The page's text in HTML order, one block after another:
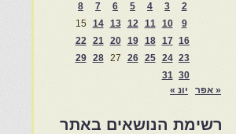
2
3
4
5
6
7
8
9
10
11
12
13
14
15
16
17
18
19
20
21
22
23
24
25
26
27
28
29
30
31
« אפר
יונ »
רשימת הנושאים באתר